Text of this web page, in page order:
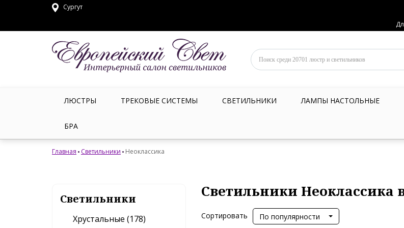
Сургут
ЛЮСТРЫ ТРЕКОВЫЕ СИСТЕМЫ СВЕТИЛЬНИКИ ЛАМПЫ НАСТОЛЬНЫЕ
БРА
Главная Светильники Неоклассика
Светильники
Хрустальные (178)
Светильники Неоклассика
Сортировать По популярности